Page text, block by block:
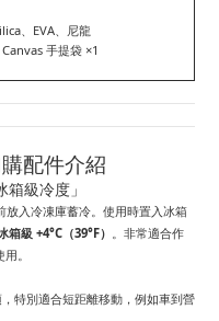
、EVA、尼龍
手提袋 ×1
配件介紹
級冷度」
入冷凍庫蓄冷。使用時置入冰箱
箱級 +4°C（39°F） 。非常適合作
。
特別適合短距離移動，例如車到營